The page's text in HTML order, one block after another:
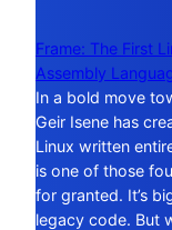
Frame: The First
Assembly
In a bold move
Geir Isene has
Linux written
is one of those
for granted. It’s
legacy code. But